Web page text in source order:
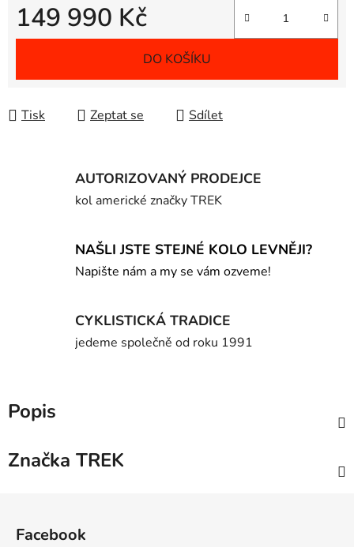
149 990 Kč
Měrná cena:
DO KOŠÍKU
Tisk Zeptat se Sdílet
AUTORIZOVANÝ PRODEJCE
kol americké značky TREK
NAŠLI JSTE STEJNÉ KOLO LEVNĚJI?
Napište nám a my se vám ozveme!
CYKLISTICKÁ TRADICE
jedeme společně od roku 1991
Popis
Značka TREK
Facebook